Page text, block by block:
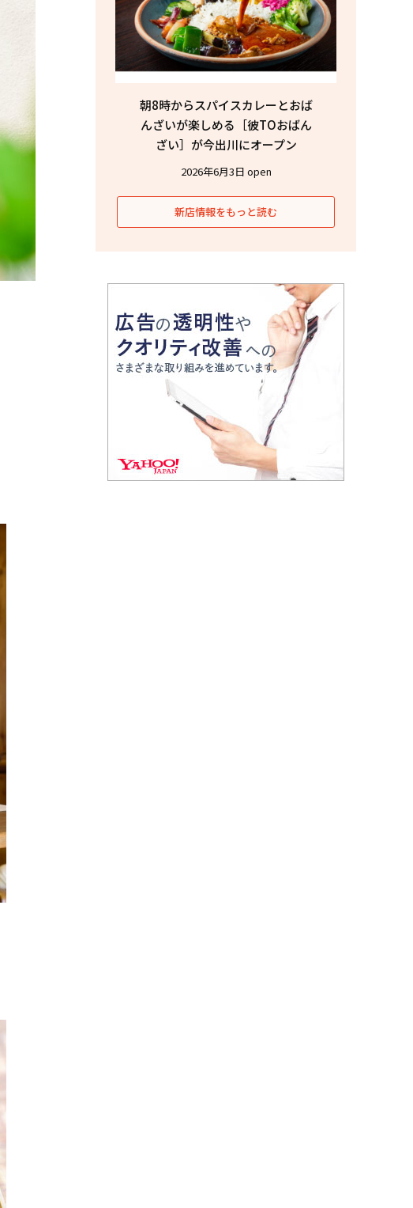
朝8時からスパイスカレーとおば
んざいが楽しめる［彼TOおばん
ざい］が今出川にオープン
2026年6月3日 open
新店情報をもっと読む